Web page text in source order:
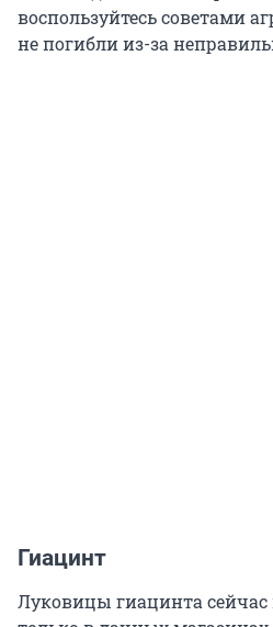
воспользуйтесь советами
не погибли из-за
Гиацинт
Луковицы гиацинта